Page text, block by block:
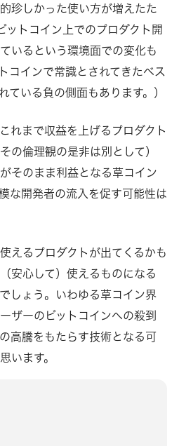
珍しかった使い方が増えたた
トコイン上でのプロダクト開
いるという環境面での変化も
コインで常識とされてきたベス
ている負の側面もあります。）
れまで収益を上げるプロダクト
の倫理観の是非は別として）
そのまま利益となる草コイン
な開発者の流入を促す可能性は
えるプロダクトが出てくるかも
安心して）使えるものになる
しょう。いわゆる草コイン界
ザーのビットコインへの殺到
高騰をもたらす技術となる可
います。